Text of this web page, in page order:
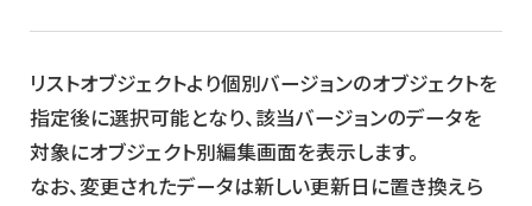
リストオブジェクトより個別バージョンのオブジェクトを
指定後に選択可能となり、該当バージョンのデータを
対象にオブジェクト別編集画面を表示します。
なお、変更されたデータは新しい更新日に置き換えら